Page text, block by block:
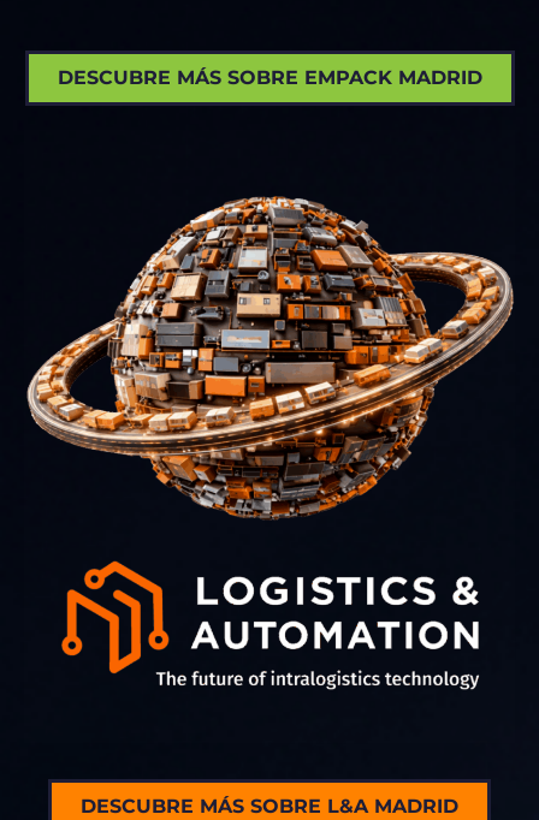
DESCUBRE MÁS SOBRE EMPACK MADRID
DESCUBRE MÁS SOBRE L&A MADRID